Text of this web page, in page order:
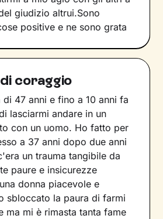
giudizio altrui.Sono
positive e ne sono grata
coraggio
di 47 anni e fino a 10 anni fa
lasciarmi andare in un
con un uomo. Ho fatto per
a 37 anni dopo due anni
un trauma tangibile da
paure e insicurezze
donna piacevole e
sbloccato la paura di farmi
ma mi è rimasta tanta fame